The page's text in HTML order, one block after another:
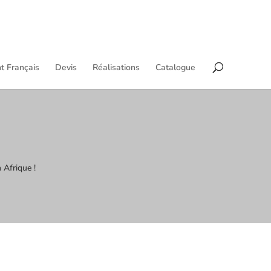
Français Devis Réalisations Catalogue
Afrique !